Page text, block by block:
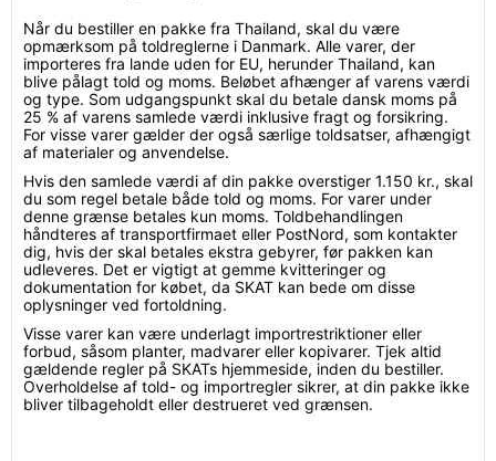
Når du bestiller en pakke fra Thailand, skal du være
opmærksom på toldreglerne i Danmark. Alle varer, der
importeres fra lande uden for EU, herunder Thailand, kan
blive pålagt told og moms. Beløbet afhænger af varens værdi
og type. Som udgangspunkt skal du betale dansk moms på
25 % af varens samlede værdi inklusive fragt og forsikring.
For visse varer gælder der også særlige toldsatser, afhængigt
af materialer og anvendelse.
Hvis den samlede værdi af din pakke overstiger 1.150 kr., skal
du som regel betale både told og moms. For varer under
denne grænse betales kun moms. Toldbehandlingen
håndteres af transportfirmaet eller PostNord, som kontakter
dig, hvis der skal betales ekstra gebyrer, før pakken kan
udleveres. Det er vigtigt at gemme kvitteringer og
dokumentation for købet, da SKAT kan bede om disse
oplysninger ved fortoldning.
Visse varer kan være underlagt importrestriktioner eller
forbud, såsom planter, madvarer eller kopivarer. Tjek altid
gældende regler på SKATs hjemmeside, inden du bestiller.
Overholdelse af told- og importregler sikrer, at din pakke ikke
bliver tilbageholdt eller destrueret ved grænsen.